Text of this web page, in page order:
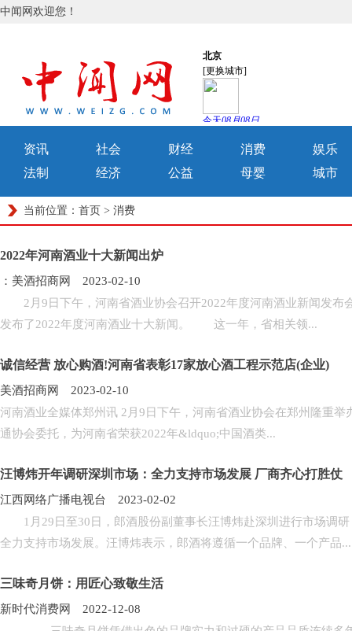
中闻网欢迎您！
资讯 社会 财经 消费
娱乐
法制
经济 公益 母婴 城市
当前位置： 首页 > 消费
2022年河南酒业十大新闻出炉
：美酒招商网 2023-02-10
2月9日下午，河南省酒业协会召开2022年度河南酒业新闻发
发布了2022年度河南酒业十大新闻。 这一年，省相关领...
诚信经营 放心购酒!河南省表彰17家放心酒工程示范店(企业)
美酒招商网 2023-02-10
河南酒业全媒体郑州讯 2月9日下午，河南省酒业协会在郑州隆重
通协会委托，为河南省荣获2022年&ldquo;中国酒类...
汪博炜开年调研深圳市场：全力支持市场发展 厂商齐心打胜仗
江西网络广播电视台 2023-02-02
1月29日至30日，郎酒股份副董事长汪博炜赴深圳进行市场调研
全力支持市场发展。汪博炜表示，郎酒将遵循一个品牌、一个产品...
三味奇月饼：用匠心致敬生活
新时代消费网 2022-12-08